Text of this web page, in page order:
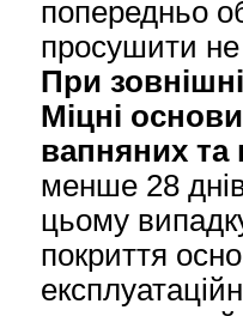
попередньо
просушити
При
Міцні
вапняних та
менше 28
цьому
покриття